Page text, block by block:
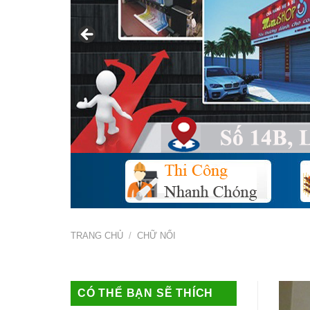
TRANG CHỦ / CHỮ NỔI
CÓ THỂ BẠN SẼ THÍCH